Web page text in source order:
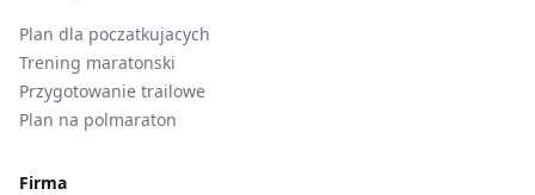
Plan dla poczatkujacych
Trening maratonski
Przygotowanie trailowe
Plan na polmaraton
Firma